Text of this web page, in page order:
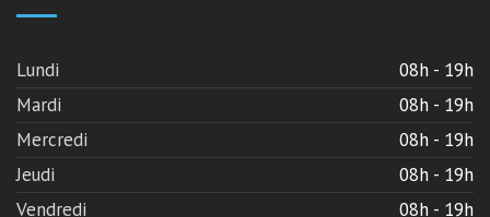
Lundi
08h - 19h
Mardi
08h - 19h
Mercredi
08h - 19h
Jeudi
08h - 19h
Vendredi
08h - 19h